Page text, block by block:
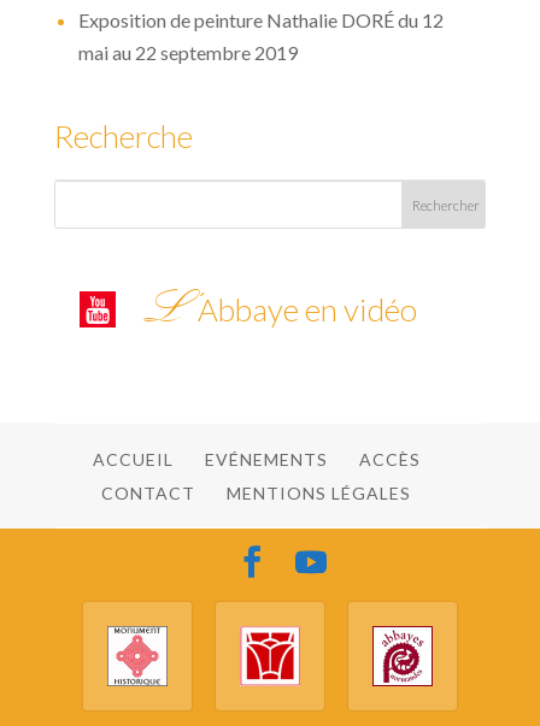
Exposition de peinture Nathalie DORÉ du 12
mai au 22 septembre 2019
Recherche
L’Abbaye en vidéo
ACCUEIL EVÉNEMENTS
ACCÈS
CONTACT
MENTIONS LÉGALES